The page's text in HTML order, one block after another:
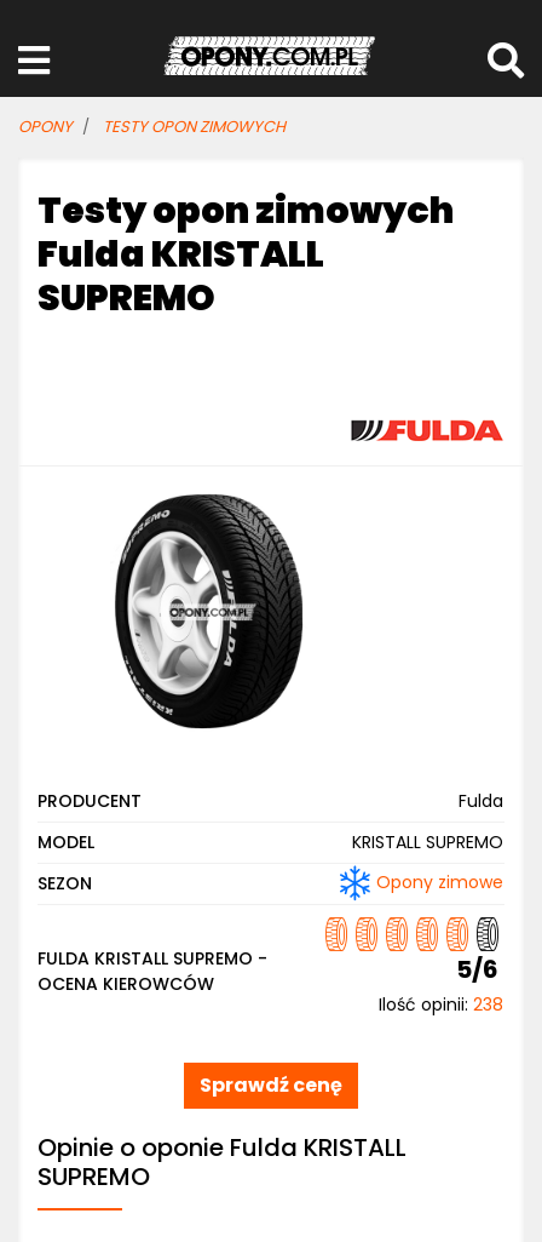
OPONY TESTY OPON ZIMOWYCH
Testy opon zimowych
Fulda KRISTALL
SUPREMO
PRODUCENT
Fulda
MODEL
KRISTALL SUPREMO
SEZON
Opony zimowe
FULDA KRISTALL SUPREMO -
OCENA KIEROWCÓW
5/6
Ilość opinii: 238
Sprawdź cenę
Opinie o oponie Fulda KRISTALL
SUPREMO